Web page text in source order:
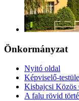
Önkormányzat
Nyitó oldal
Képviselő-
Kisbajcsi Közös
A falu rövid